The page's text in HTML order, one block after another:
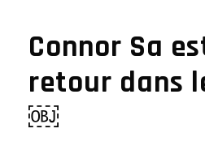
Connor Sa
retour dans
￼